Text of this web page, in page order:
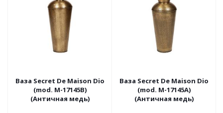
Ваза Secret De Maison Dio
(mod. М-17145В)
(Античная медь)
Ваза Secret De Maison Dio
(mod. М-17145А)
(Античная медь)